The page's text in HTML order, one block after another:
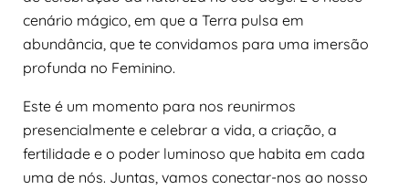
cenário mágico, em que a Terra pulsa em
abundância, que te convidamos para uma imersão
profunda no Feminino.
Este é um momento para nos reunirmos
presencialmente e celebrar a vida, a criação, a
fertilidade e o poder luminoso que habita em cada
uma de nós. Juntas, vamos conectar-nos ao nosso